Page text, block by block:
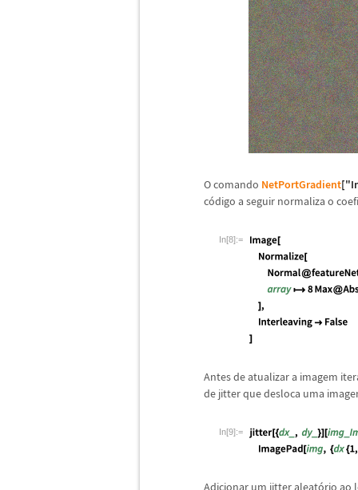
O comando NetPortGradient
código a seguir normaliza o
In[8]:=
Antes de atualizar a imagem
de jitter que desloca uma
In[9]:=
Adicionar um jitter aleatório ao